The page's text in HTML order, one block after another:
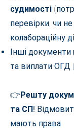
судимості
перевірки, чи
колабораційну
Інші
та виплати ОГД
👉Решту
та СП!
мають права